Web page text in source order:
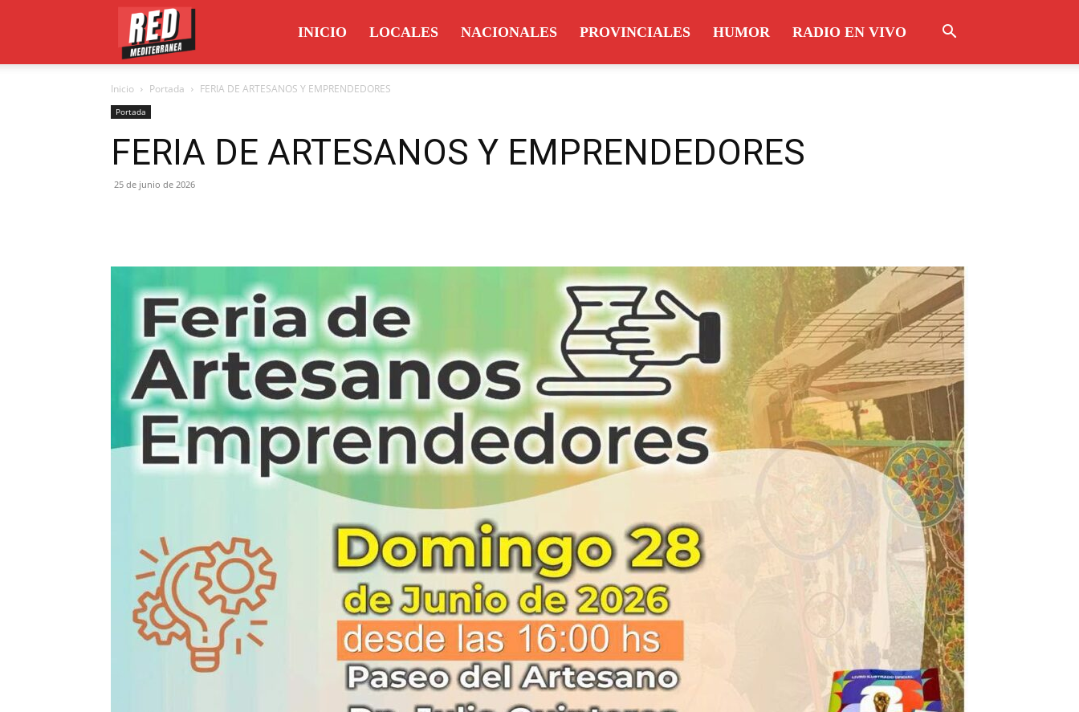
Mediterránea
INICIO LOCALES NACIONALES PROVINCIALES HUMOR RADIO EN VIVO
Inicio Portada FERIA DE ARTESANOS Y EMPRENDEDORES
Portada
FERIA DE ARTESANOS Y EMPRENDEDORES
25 de junio de 2026